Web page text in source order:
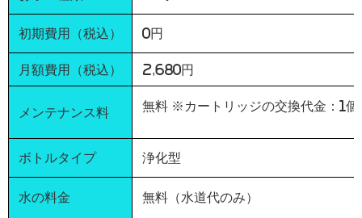
初期費用（税込） 0円
月額費用（税込） 2,680円
メンテナンス料 無料 ※カートリッジの交換代金：1
ボトルタイプ 浄化型
水の料金 無料（水道代のみ）